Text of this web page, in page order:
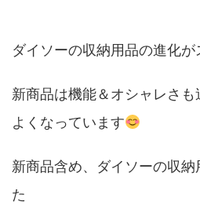
ダイソーの収納用品の進化が
新商品は機能＆オシャレさも
よくなっています
新商品含め、ダイソーの収
た